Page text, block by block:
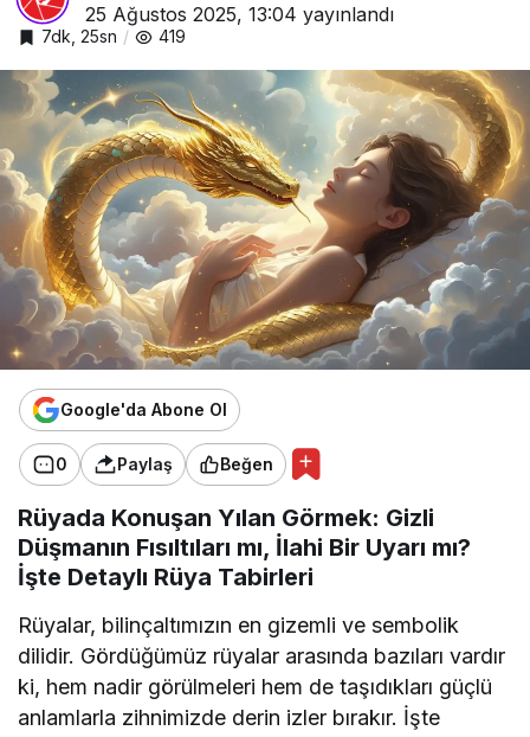
25 Ağustos 2025, 13:04 yayınlandı
7dk, 25sn 419
Google'da Abone Ol
0 Paylaş Beğen
Rüyada Konuşan Yılan Görmek: Gizli
Düşmanın Fısıltıları mı, İlahi Bir Uyarı mı?
İşte Detaylı Rüya Tabirleri
Rüyalar, bilinçaltımızın en gizemli ve sembolik
dilidir. Gördüğümüz rüyalar arasında bazıları vardır
ki, hem nadir görülmeleri hem de taşıdıkları güçlü
anlamlarla zihnimizde derin izler bırakır. İşte